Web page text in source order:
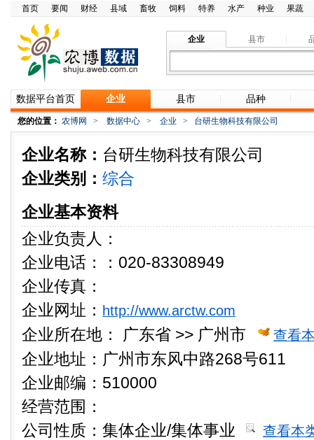
首页 要闻 财经 县域 畜牧 饲料 特养 水产 种业 果蔬
企业 县市
数据平台首页 企业 县市 品种
您的位置： 农博网 > 数据中心 > 企业 > 台研生物科技有限公司
企业名称： 台研生物科技有限公司
企业类别： 综合
企业基本资料
企业负责人：
企业电话：：020-83308949
企业传真：
企业网址： http://www.arctw.com
企业所在地： 广东省 >> 广州市 查看
企业地址：广州市东风中路268号611
企业邮编：510000
经营范围：
公司性质： 集体企业/集体事业 查看本